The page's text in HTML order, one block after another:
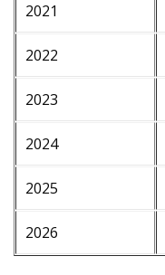
2021
2022
2023
2024
2025
2026